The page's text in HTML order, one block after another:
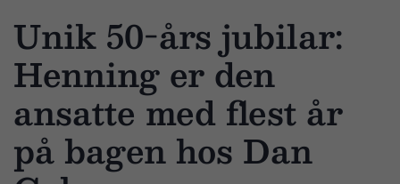
Unik 50-års jubilar:
Henning er den
ansatte med flest år
på bagen hos Dan